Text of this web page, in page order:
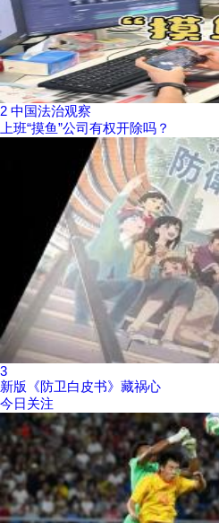
2 中国法治观察
上班“摸鱼”公司有权开除吗？
3
新版《防卫白皮书》藏祸心
今日关注